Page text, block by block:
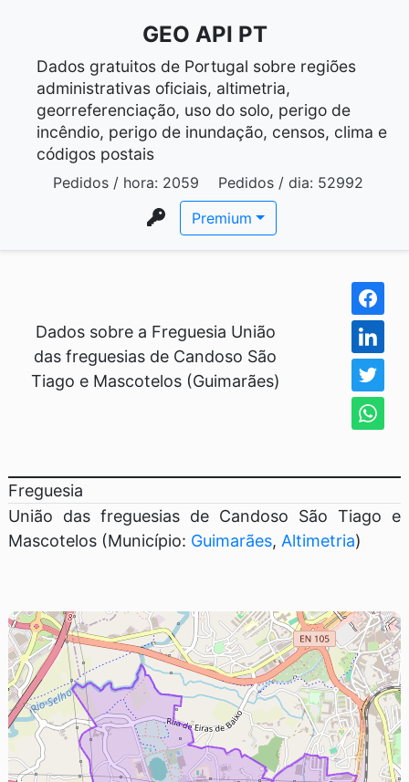
GEO API PT
Dados gratuitos de Portugal sobre regiões
administrativas oficiais, altimetria,
georreferenciação, uso do solo, perigo de
incêndio, perigo de inundação, censos, clima e
códigos postais
Pedidos / hora: 2059 Pedidos / dia: 52992
Premium
Dados sobre a Freguesia União
das freguesias de Candoso São
Tiago e Mascotelos (Guimarães)
Freguesia
União das freguesias de Candoso São Tiago e
Mascotelos (Município: Guimarães, Altimetria)